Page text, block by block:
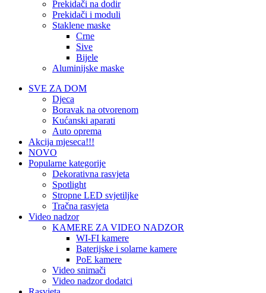
Prekidači na dodir
Prekidači i moduli
Staklene maske
Crne
Sive
Bijele
Aluminijske maske
SVE ZA DOM
Djeca
Boravak na otvorenom
Kućanski aparati
Auto oprema
Akcija mjeseca!!!
NOVO
Popularne kategorije
Dekorativna rasvjeta
Spotlight
Stropne LED svjetiljke
Tračna rasvjeta
Video nadzor
KAMERE ZA VIDEO NADZOR
WI-FI kamere
Baterijske i solarne kamere
PoE kamere
Video snimači
Video nadzor dodatci